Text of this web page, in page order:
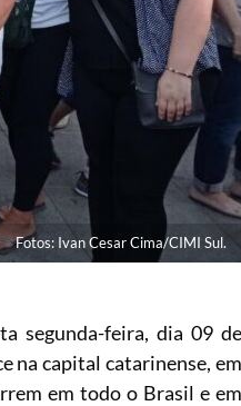
Fotos: Ivan Cesar Cima/CIMI Sul.
segunda-feira, dia 09 de
na capital catarinense, em
em todo o Brasil e em